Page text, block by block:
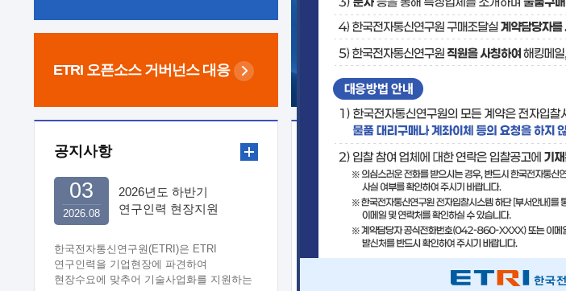
ETRI 오픈소스 거버넌스 대응
공지사항
2026년도 하반기
연구인력 현장지원
한국전자통신연구원(ETRI)은 ETRI
연구인력을 기업현장에 파견하여
현장수요에 맞추어 기술사업화를 지원하는
2026.08
03
보도자료
[2026-52호] ETRI, ITU-T 자율주행차 국제표준화 주도한다